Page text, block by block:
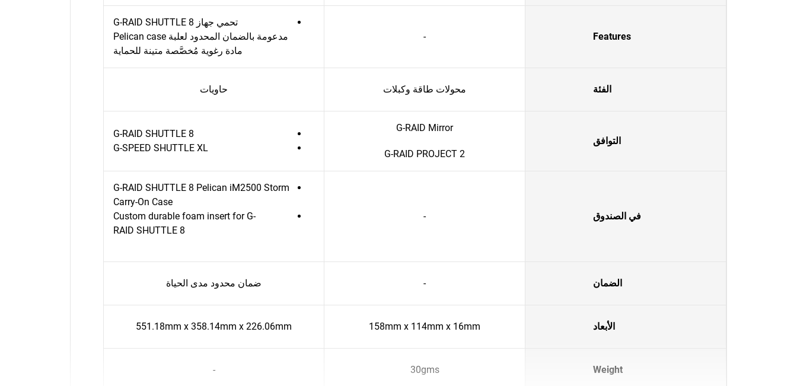
Features
-
تحمي جهاز G-RAID SHUTTLE 8
مدعومة بالضمان المحدود لعلبة Pelican case
مادة رغوية مُخصَّصة متينة للحماية
الفئة محولات طاقة وكبلات حاويات
التوافق
G-RAID Mirror
G-RAID PROJECT 2
G-RAID SHUTTLE 8
G-SPEED SHUTTLE XL
في الصندوق -
G-RAID SHUTTLE 8 Pelican iM2500 Storm
Carry-On Case
Custom durable foam insert for G-
RAID SHUTTLE 8
الضمان - ضمان محدود مدى الحياة
الأبعاد 158mm x 114mm x 16mm
551.18mm x 358.14mm x 226.06mm
Weight
30gms
-